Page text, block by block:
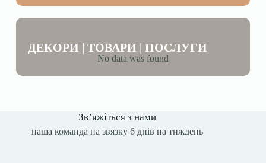
ДЕКОРИ | ТОВАРИ | ПОСЛУГИ
No data was found
Зв’яжіться з нами
наша команда на звязку 6 днів на тиждень